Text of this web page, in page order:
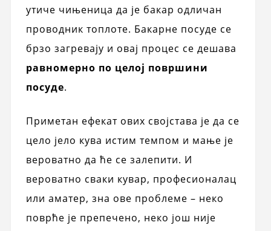
утиче чињеница да је бакар одличан
проводник топлоте. Бакарне посуде се
брзо загревају и овај процес се дешава
равномерно по целој површини
посуде.
Приметан ефекат ових својстава је да се
цело јело кува истим темпом и мање је
вероватно да ће се залепити. И
вероватно сваки кувар, професионалац
или аматер, зна ове проблеме – неко
поврће је препечено, неко још није